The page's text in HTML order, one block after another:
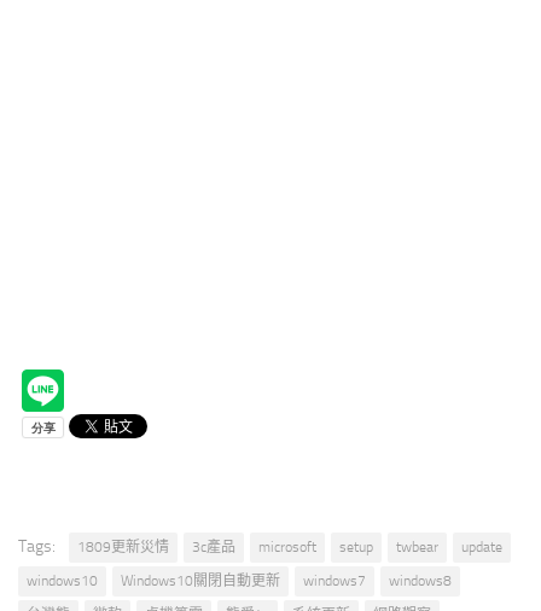
Tags: 1809更新災情 3c產品 microsoft setup twbear
update
windows10
Windows10關閉自動更新 windows7
windows8